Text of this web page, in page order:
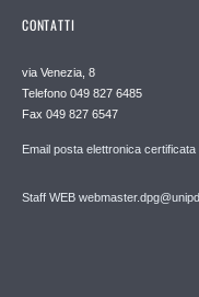
CONTATTI
via Venezia, 8
Telefono 049 827 6485
Fax 049 827 6547
Email posta elettronica
Staff WEB